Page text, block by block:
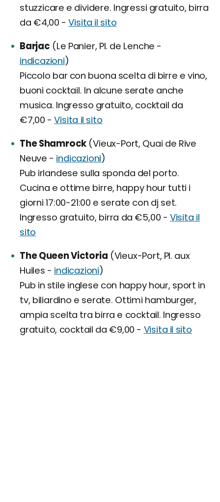
stuzzicare e dividere. Ingressi gratuito, birra
da €4,00 -Visita il sito
Barjac (Le Panier, Pl. de Lenche -
indicazioni)
Piccolo bar con buona scelta di birre e vino,
buoni cocktail. In alcune serate anche
musica. Ingresso gratuito, cocktail da
€7,00 -Visita il sito
The Shamrock (Vieux-Port, Quai de Rive
Neuve - indicazioni)
Pub irlandese sulla sponda del porto.
Cucina e ottime birre, happy hour tutti i
giorni 17:00-21:00 e serate con dj set.
Ingresso gratuito, birra da €5,00 - Visita il
sito
The Queen Victoria (Vieux-Port, Pl. aux
Huiles - indicazioni)
Pub in stile inglese con happy hour, sport in
tv, biliardino e serate. Ottimi hamburger,
ampia scelta tra birra e cocktail. Ingresso
gratuito, cocktail da €9,00 - Visita il sito